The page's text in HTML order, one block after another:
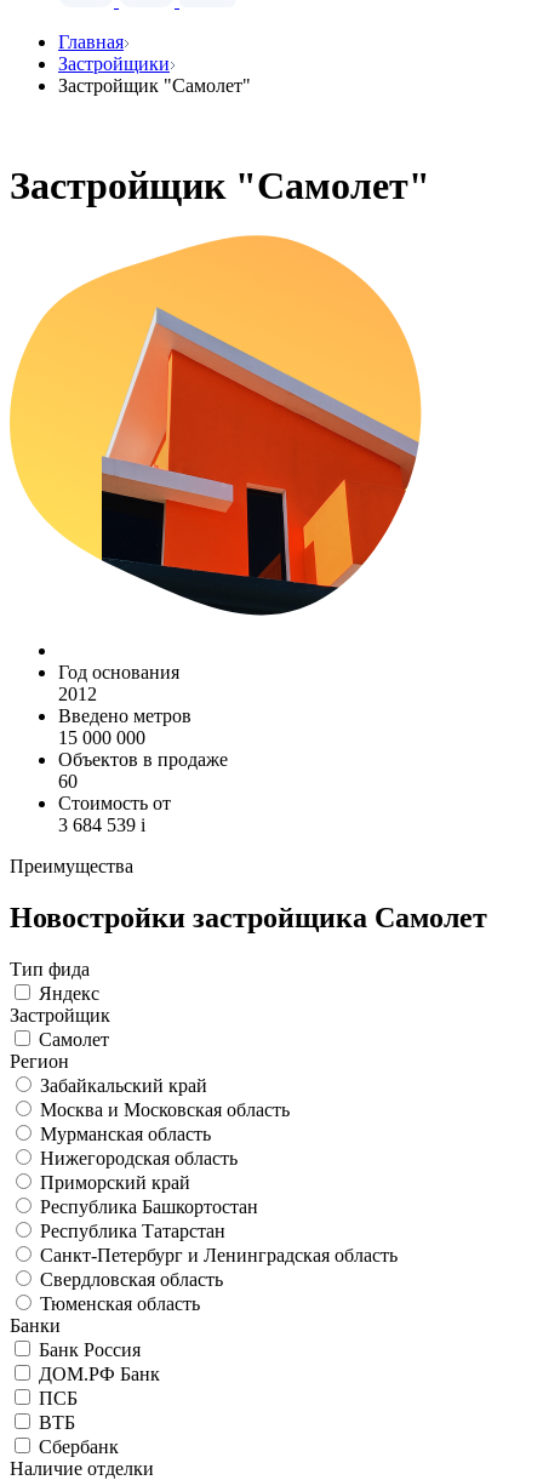
Главная
Застройщики
Застройщик "Самолет"
Застройщик "Самолет"
Год основания
2012
Введено метров
15 000 000
Объектов в продаже
60
Стоимость от
3 684 539 i
Преимущества
Новостройки застройщика Самолет
Тип фида
Яндекс
Застройщик
Самолет
Регион
Забайкальский край
Москва и Московская область
Мурманская область
Нижегородская область
Приморский край
Республика Башкортостан
Республика Татарстан
Санкт-Петербург и Ленинградская область
Свердловская область
Тюменская область
Банки
Банк Россия
ДОМ.РФ Банк
ПСБ
ВТБ
Сбербанк
Наличие отделки